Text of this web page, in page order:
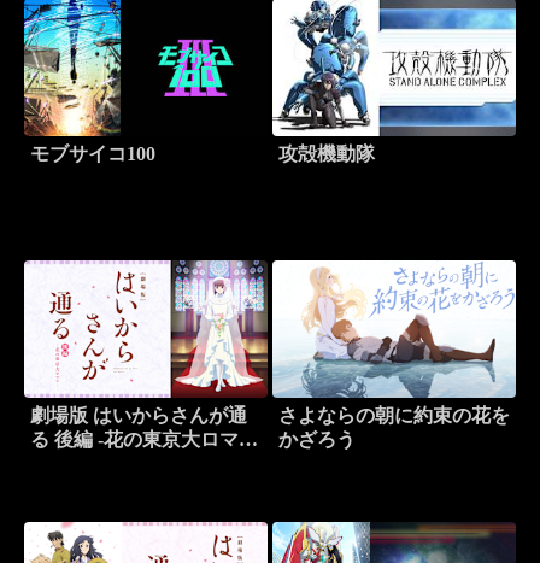
モブサイコ100 攻殻機動隊
劇場版 はいからさんが通
る 後編 -花の東京大ロマ
さよならの朝に約束の花を
かざろう